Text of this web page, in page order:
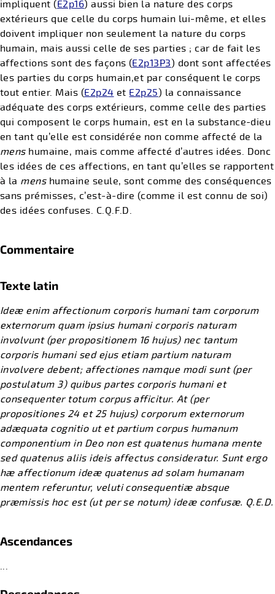
impliquent (E2p16) aussi bien la nature des corps
extérieurs que celle du corps humain lui-même, et elles
doivent impliquer non seulement la nature du corps
humain, mais aussi celle de ses parties ; car de fait les
affections sont des façons (E2p13P3 ) dont sont affectées
les parties du corps humain,et par conséquent le corps
tout entier. Mais (E2p24 et E2p25 ) la connaissance
adéquate des corps extérieurs, comme celle des parties
qui composent le corps humain, est en la substance-dieu
en tant qu’elle est considérée non comme affecté de la
menshumaine, mais comme affecté d’autres idées. Donc
les idées de ces affections, en tant qu’elles se rapportent
à la mens humaine seule, sont comme des conséquences
sans prémisses, c’est-à-dire (comme il est connu de soi)
des idées confuses. C.Q.F.D.
Commentaire
Texte latin
Ideæ enim affectionum corporis humani tam corporum
externorum quam ipsius humani corporis naturam
involvunt (per propositionem 16 hujus) nec tantum
corporis humani sed ejus etiam partium naturam
involvere debent; affectiones namque modi sunt (per
postulatum 3) quibus partes corporis humani et
consequenter totum corpus afficitur. At (per
propositiones 24 et 25 hujus) corporum externorum
adæquata cognitio ut et partium corpus humanum
componentium in Deo non est quatenus humana mente
sed quatenus aliis ideis affectus consideratur. Sunt ergo
hæ affectionum ideæ quatenus ad solam humanam
mentem referuntur, veluti consequentiæ absque
præmissis hoc est (ut per se notum) ideæ confusæ. Q.E.D.
Ascendances